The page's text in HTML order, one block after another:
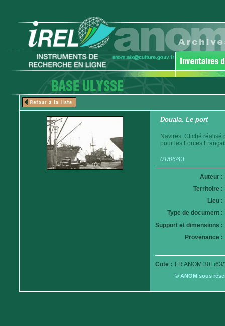
Douala. Le port
Navires. Cliché réalisé
pour les Forces
01/06/43
Auteur :
Territoire :
Lieu :
Type de document :
Support et dimensions :
Provenance :
Cote : FR ANOM
© ANOM sous